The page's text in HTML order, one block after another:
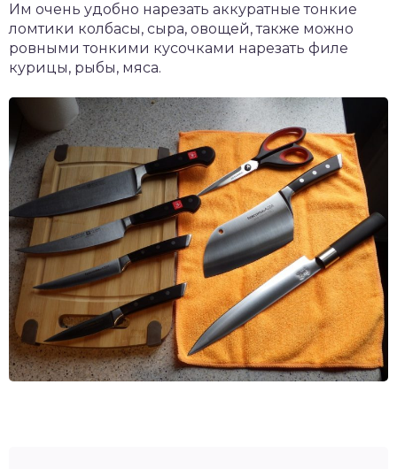
Им очень удобно нарезать аккуратные тонкие
ломтики колбасы, сыра, овощей, также можно
ровными тонкими кусочками нарезать филе
курицы, рыбы, мяса.